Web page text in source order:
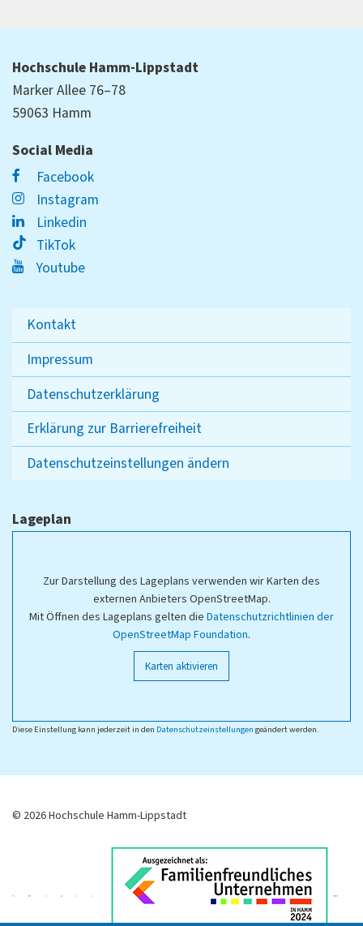
Hochschule Hamm-Lippstadt
Marker Allee 76–78
59063 Hamm
Social Media
Facebook
Instagram
Linkedin
TikTok
Youtube
Kontakt
Impressum
Datenschutzerklärung
Erklärung zur Barrierefreiheit
Datenschutzeinstellungen ändern
Lageplan
Zur Darstellung des Lageplans verwenden wir Karten des
externen Anbieters OpenStreetMap.
Mit Öffnen des Lageplans gelten die Datenschutzrichtlinien der
OpenStreetMap Foundation.
Karten aktivieren
Diese Einstellung kann jederzeit in den Datenschutzeinstellungen geändert werden.
© 2026 Hochschule Hamm-Lippstadt